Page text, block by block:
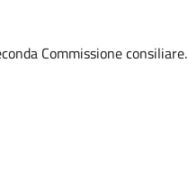
Commissione consiliare.